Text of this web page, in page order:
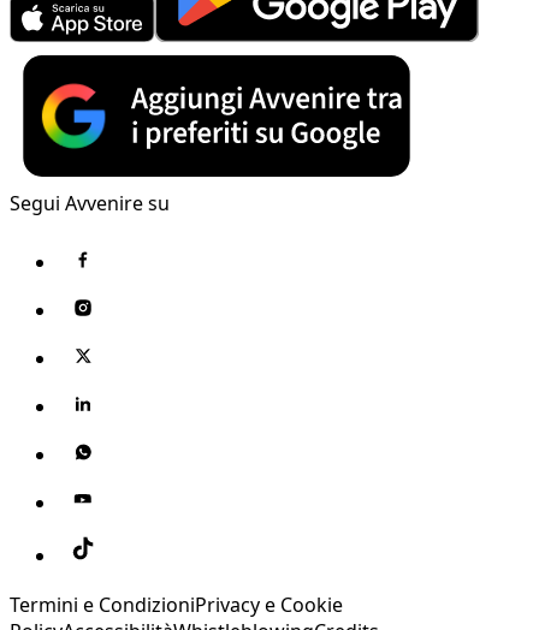
Segui Avvenire su
Termini e CondizioniPrivacy e Cookie